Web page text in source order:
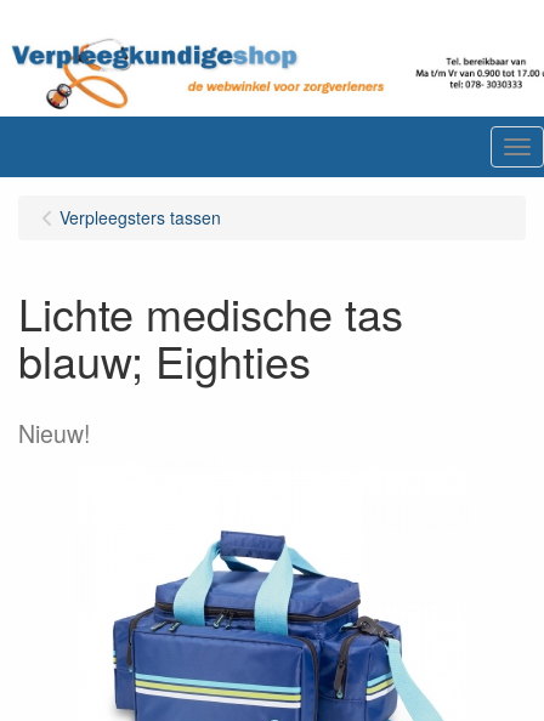
Verpleegsters tassen
Lichte medische tas
blauw; Eighties
Nieuw!